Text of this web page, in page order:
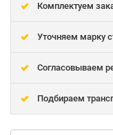
Комплектуем
Уточняем марку
Согласовываем
Подбираем